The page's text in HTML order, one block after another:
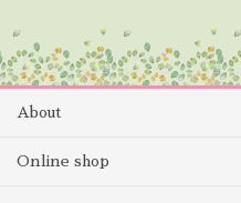
About
Online shop